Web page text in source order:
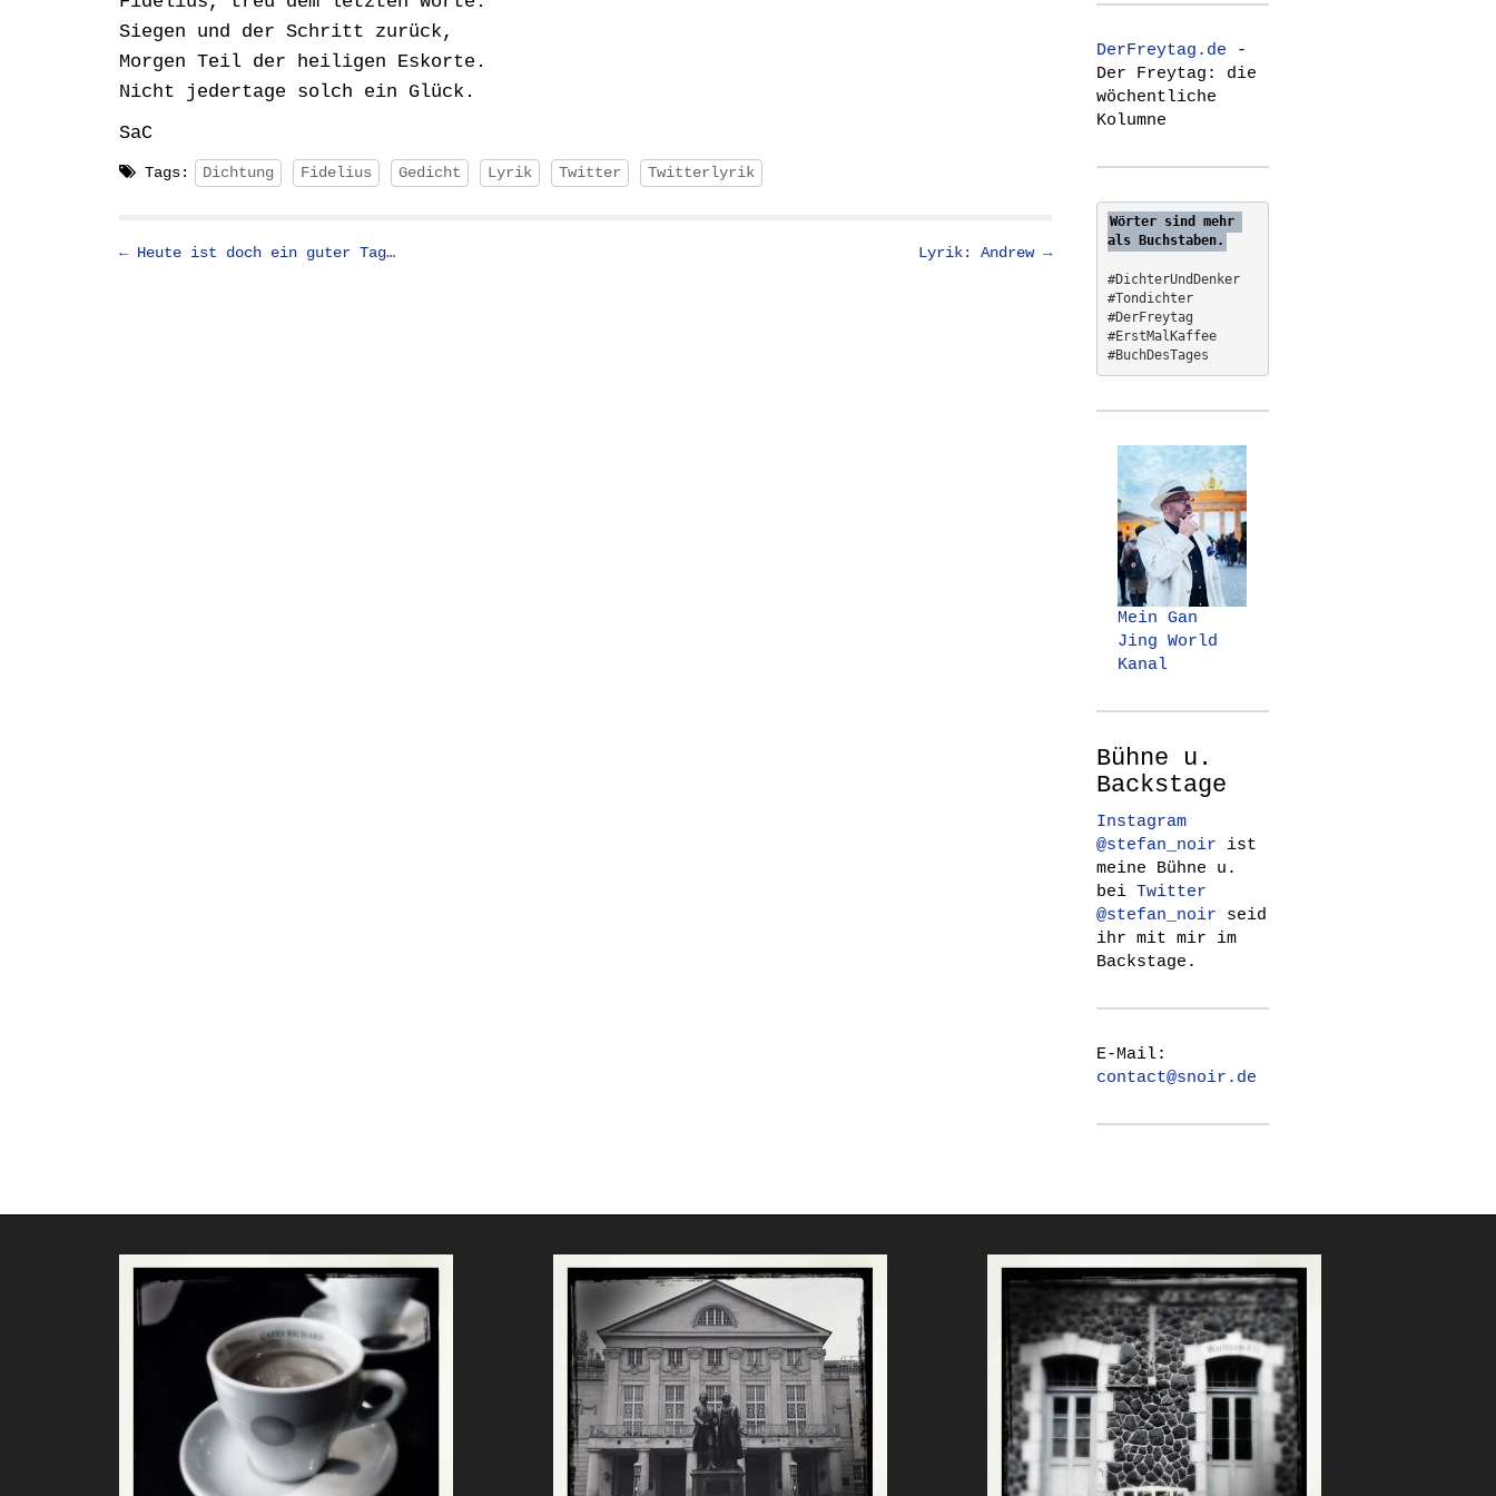
‪Siegen und der Schritt zurück,‬
‪Morgen Teil der heiligen Eskorte. ‬
Nicht jedertage solch ein Glück.
‪SaC ‬
Tags: Dichtung Fidelius Gedicht Lyrik Twitter Twitterlyrik
P
← Heute ist doch ein guter Tag… Lyrik: Andrew →
r
h
f
o
r
DerFreytag.de -
Der Freytag: die
wöchentliche
Kolumne
Wörter sind mehr
als Buchstaben.
#DichterUndDenker
#Tondichter
#DerFreytag
#ErstMalKaffee
#BuchDesTages
Mein Gan
Jing World
Kanal
Bühne u.
Backstage
Instagram
@stefan_noir ist
meine Bühne u.
bei Twitter
@stefan_noir seid
ihr mit mir im
Backstage.
E-Mail:
contact@snoir.de